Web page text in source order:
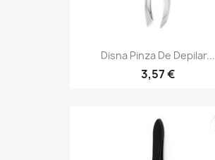
Disna Pinza De Depilar...
3,57 €